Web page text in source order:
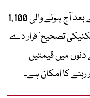
گزشتہ روز کی اس غیر معمولی تیزی کے بعد آج ہونے والی 1,100
تصحیح‘ قرار دے
دنوں میں قیمتیں
رہنے کا امکان ہے۔